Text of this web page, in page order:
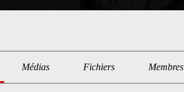
Médias Fichiers Membres